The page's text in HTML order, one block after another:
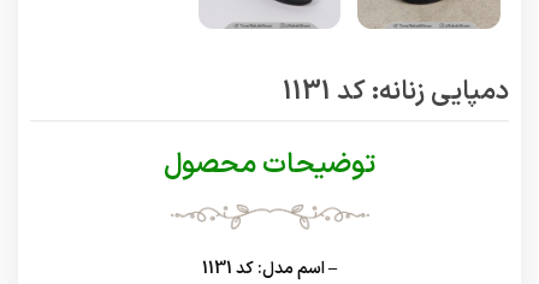
دمپایی زنانه: کد 1131
توضیحات محصول
– اسم مدل:کد 1131